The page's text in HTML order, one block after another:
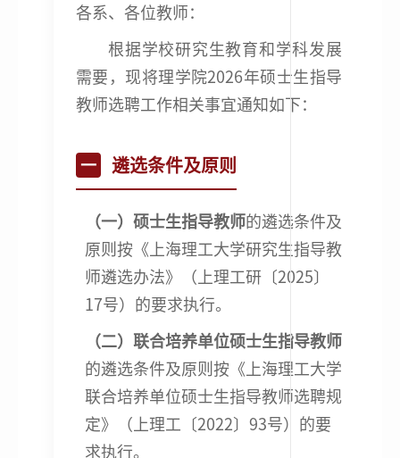
各系、各位教师：
根据学校研究生教育和学科发展
需要，现将理学院2026年硕士生指导
教师选聘工作相关事宜通知如下：
一 遴选条件及原则
（一）硕士生指导教师的遴选条件及
原则按《上海理工大学研究生指导教
师遴选办法》（上理工研〔2025〕
17号）的要求执行。
（二）联合培养单位硕士生指导教师
的遴选条件及原则按《上海理工大学
联合培养单位硕士生指导教师选聘规
定》（上理工〔2022〕93号）的要
求执行。